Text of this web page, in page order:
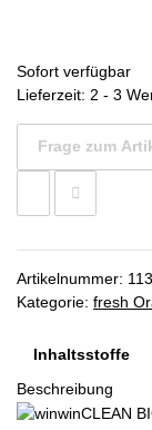
Sofort verfügbar
Lieferzeit: 2 - 3
Frage zum
Artikelnummer:
Kategorie: fresh
Inhaltsstoffe
Beschreibung